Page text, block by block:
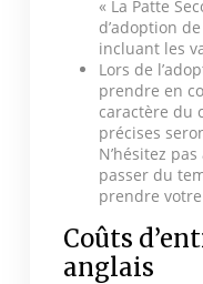
« La Patte
d’adoption
incluant les
Lors de
prendre en
caractère du
précises
N’hésitez
passer du
prendre
Coûts
anglais